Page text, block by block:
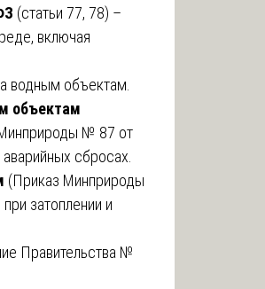
(статьи 77, 78) –
включая
водным объектам.
объектам
№ 87 от
сбросах.
(Приказ Минприроды
затоплении и
Правительства №